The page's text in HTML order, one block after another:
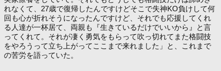
れなくて、27歳で復帰したんですけどそこで失神KO負けして何
回も心が折れそうになったんですけど、それでも応援してくれ
る人達が一杯居て、両親も『生きているだけでいいから』と言
ってくれて。それが凄く勇気をもらって吹っ切れてまた格闘技
をやろうって立ち上がってここまで来れました」と、これまで
の苦労を語っていた。